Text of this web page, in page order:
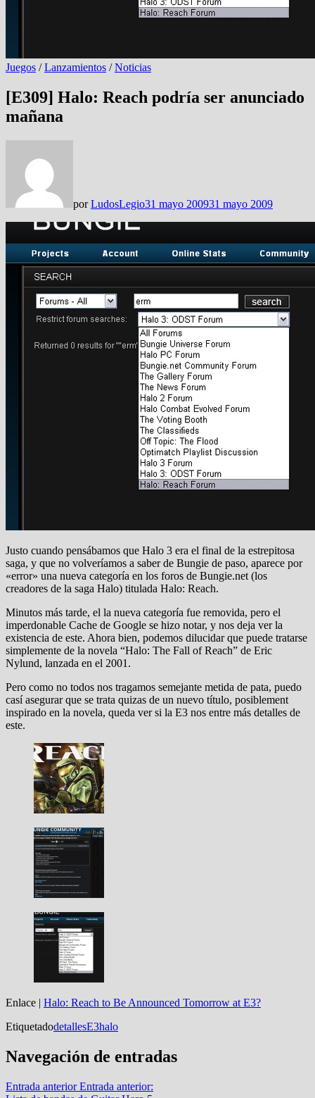
Juegos /Lanzamientos /Noticias
[E309] Halo: Reach podría ser anunciado
mañana
porLudosLegio31 mayo 200931 mayo 2009
Justo cuando pensábamos que Halo 3 era el final de la estrepitosa
saga, y que no volveríamos a saber de Bungie de paso, aparece por
«error» una nueva categoría en los foros de Bungie.net (los
creadores de la saga Halo) titulada Halo: Reach.
Minutos más tarde, el la nueva categoría fue removida, pero el
imperdonable Cache de Google se hizo notar, y nos deja ver la
existencia de este. Ahora bien, podemos dilucidar que puede tratarse
simplemente de la novela “Halo: The Fall of Reach” de Eric
Nylund, lanzada en el 2001.
Pero como no todos nos tragamos semejante metida de pata, puedo
casí asegurar que se trata quizas de un nuevo título, posiblement
inspirado en la novela, queda ver si la E3 nos entre más detalles de
este.
Enlace | Halo: Reach to Be Announced Tomorrow at E3?
EtiquetadodetallesE3halo
Navegación de entradas
Entrada anterior Entrada anterior: